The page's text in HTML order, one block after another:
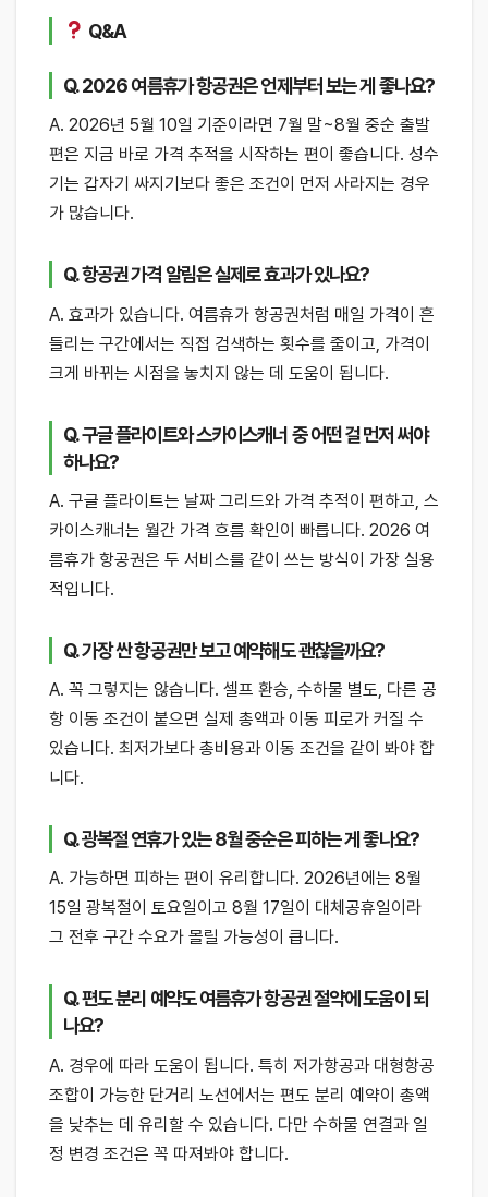
Q&A
Q. 2026 여름휴가 항공권은 언제부터 보는 게 좋나요?
A. 2026년 5월 10일 기준이라면 7월 말~8월 중순 출발
편은 지금 바로 가격 추적을 시작하는 편이 좋습니다. 성수
기는 갑자기 싸지기보다 좋은 조건이 먼저 사라지는 경우
가 많습니다.
Q. 항공권 가격 알림은 실제로 효과가 있나요?
A. 효과가 있습니다. 여름휴가 항공권처럼 매일 가격이 흔
들리는 구간에서는 직접 검색하는 횟수를 줄이고, 가격이
크게 바뀌는 시점을 놓치지 않는 데 도움이 됩니다.
Q. 구글 플라이트와 스카이스캐너 중 어떤 걸 먼저 써야
하나요?
A. 구글 플라이트는 날짜 그리드와 가격 추적이 편하고, 스
카이스캐너는 월간 가격 흐름 확인이 빠릅니다. 2026 여
름휴가 항공권은 두 서비스를 같이 쓰는 방식이 가장 실용
적입니다.
Q. 가장 싼 항공권만 보고 예약해도 괜찮을까요?
A. 꼭 그렇지는 않습니다. 셀프 환승, 수하물 별도, 다른 공
항 이동 조건이 붙으면 실제 총액과 이동 피로가 커질 수
있습니다. 최저가보다 총비용과 이동 조건을 같이 봐야 합
니다.
Q. 광복절 연휴가 있는 8월 중순은 피하는 게 좋나요?
A. 가능하면 피하는 편이 유리합니다. 2026년에는 8월
15일 광복절이 토요일이고 8월 17일이 대체공휴일이라
그 전후 구간 수요가 몰릴 가능성이 큽니다.
Q. 편도 분리 예약도 여름휴가 항공권 절약에 도움이 되
나요?
A. 경우에 따라 도움이 됩니다. 특히 저가항공과 대형항공
조합이 가능한 단거리 노선에서는 편도 분리 예약이 총액
을 낮추는 데 유리할 수 있습니다. 다만 수하물 연결과 일
정 변경 조건은 꼭 따져봐야 합니다.